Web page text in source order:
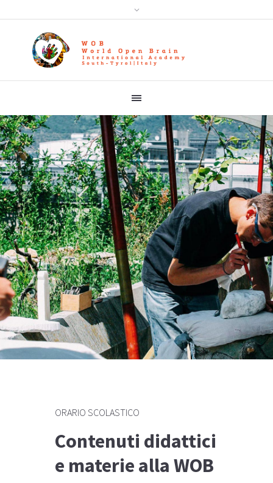
ORARIO SCOLASTICO
Contenuti didattici
e materie alla WOB